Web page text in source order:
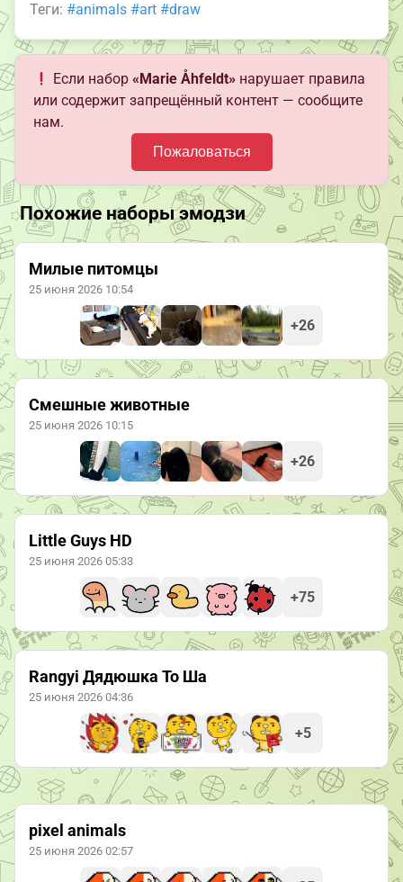
Теги: #animals #art #draw
Если набор«Marie Åhfeldt» нарушает правила
или содержит запрещённый контент — сообщите
нам.
Пожаловаться
Похожие наборы эмодзи
Милые питомцы
25 июня 2026 10:54
+26
Смешные животные
25 июня 2026 10:15
+26
Little Guys HD
25 июня 2026 05:33
+75
Rangyi Дядюшка То Ша
25 июня 2026 04:36
+5
pixel animals
25 июня 2026 02:57